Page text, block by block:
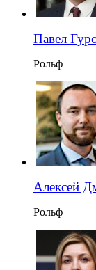
Павел
Рольф
Алексей
Рольф